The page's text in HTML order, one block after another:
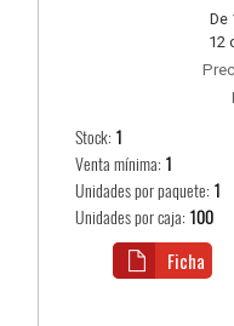
De
12
Stock: 1
Venta mínima: 1
Unidades por paquete: 1
Unidades por caja: 100
Ficha